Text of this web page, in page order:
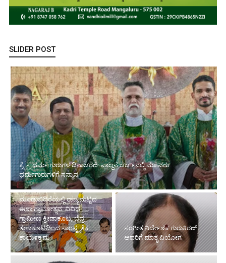
SLIDER POST
ಕ್ರೈಸ್ತ ಧರ್ಮ ಗುರುಗಳ ದಿನಾಚರಣೆ: ಪಾಲ್ದನೆ ಚರ್ಚ್‌ನಲ್ಲಿ ಮೂವರು
ಧರ್ಮಗುರುಗಳಿಗೆ ಸನ್ಮಾನ
ಮೂಡುಬಿದಿರೆಯಲ್ಲಿ ರಾಜ್ಯಮಟ್ಟದ
ಈಶಾ ಗ್ರಾಮೋತ್ಸವ: ವಿವಿಧ
ಗ್ರಾಮೀಣ ಕ್ರೀಡಾಕೂಟ, ಬೆದ್ರ
ತುಳುಕೂಟದಿಂದ ಸಾಂಸ್ಕೃತಿಕ
ಕಾಯ೯ಕ್ರಮ
ಸಂಗೀತ ನಿರ್ದೇಶಕ ಗುರುಕಿರಣ್
ಅವರಿಗೆ ಮಾತೃ ವಿಯೋಗ